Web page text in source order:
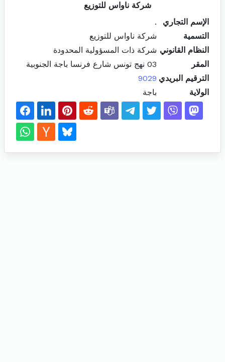
شركة ناواس للتوزيع
الإسم التجاري
.
التسمية
شركة ناواس للتوزيع
النظام القانوني شركة ذات المسؤولية المحدودة
المقر
03 نهج تونس شارع فرنسا باجة الجنوبية
الترقيم البريدي 9029
الولاية
باجة